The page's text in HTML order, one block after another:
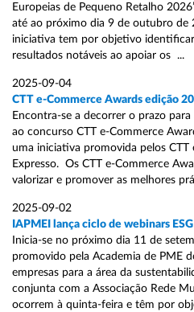
Europeias de Pequeno Retalho
até ao próximo dia 9 de outubro de
iniciativa tem por objetivo
resultados notáveis ao apoiar os ...
2025-09-04
CTT e-Commerce Awards edição
Encontra-se a decorrer o prazo
ao concurso CTT e-Commerce
uma iniciativa promovida pelos CTT
Expresso. Os CTT e-Commerce
valorizar e promover as melhores
2025-09-02
IAPMEI lança ciclo de webinars ESG
Inicia-se no próximo dia 11 de
promovido pela Academia de PME
empresas para a área da
conjunta com a Associação Rede
ocorrem à quinta-feira e têm por